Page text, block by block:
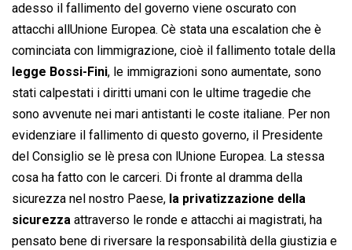
adesso il fallimento del governo viene oscurato con
attacchi allUnione Europea. Cè stata una escalation che è
cominciata con limmigrazione, cioè il fallimento totale della
legge Bossi-Fini, le immigrazioni sono aumentate, sono
stati calpestati i diritti umani con le ultime tragedie che
sono avvenute nei mari antistanti le coste italiane. Per non
evidenziare il fallimento di questo governo, il Presidente
del Consiglio se lè presa con lUnione Europea. La stessa
cosa ha fatto con le carceri. Di fronte al dramma della
sicurezza nel nostro Paese, la privatizzazione della
sicurezza attraverso le ronde e attacchi ai magistrati, ha
pensato bene di riversare la responsabilità della giustizia e